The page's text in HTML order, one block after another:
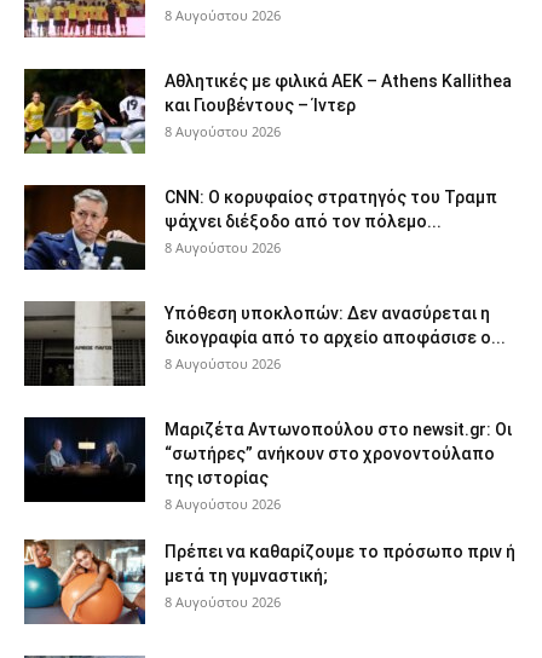
8 Αυγούστου 2026
Αθλητικές με φιλικά ΑΕΚ – Athens Kallithea
και Γιουβέντους – Ίντερ
8 Αυγούστου 2026
CNN: Ο κορυφαίος στρατηγός του Τραμπ
ψάχνει διέξοδο από τον πόλεμο...
8 Αυγούστου 2026
Υπόθεση υποκλοπών: Δεν ανασύρεται η
δικογραφία από το αρχείο αποφάσισε ο...
8 Αυγούστου 2026
Μαριζέτα Αντωνοπούλου στο newsit.gr: Οι
“σωτήρες” ανήκουν στο χρονοντούλαπο
της ιστορίας
8 Αυγούστου 2026
Πρέπει να καθαρίζουμε το πρόσωπο πριν ή
μετά τη γυμναστική;
8 Αυγούστου 2026